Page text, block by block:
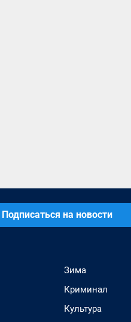
Подписаться на новости
Зима
Криминал
Культура